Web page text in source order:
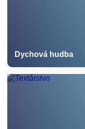
Dychová hudba